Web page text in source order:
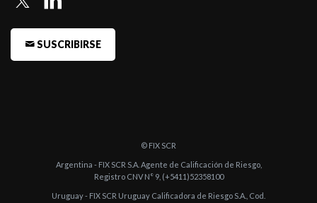
SUSCRIBIRSE
© FIX SCR
Argentina - FIX SCR S.A. Agente de Calificación de Riesgo,
Registro CNV N° 9, (+5411)52358100
Uruguay - FIX SCR Uruguay Calificadora de Riesgo S.A., Cod.